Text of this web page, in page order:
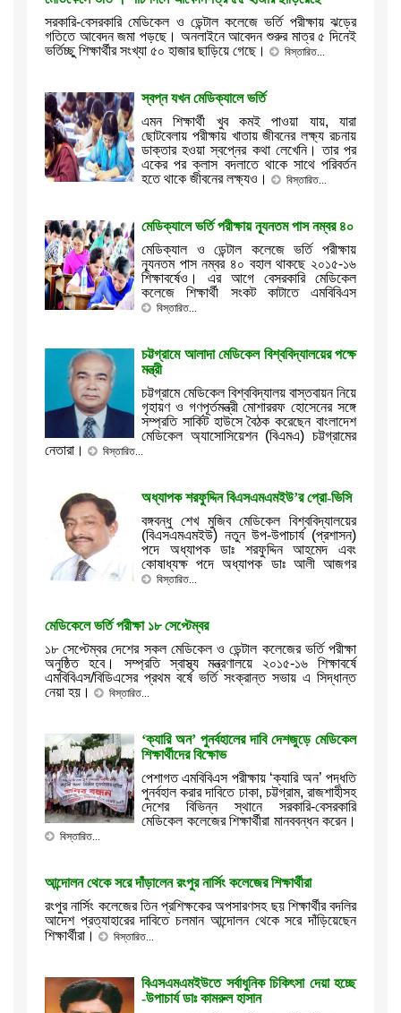
সরকারি-বেসরকারি মেডিকেল ও ডেন্টাল কলেজে ভর্তি পরীক্ষায় ঝড়ের
গতিতে আবেদন জমা পড়ছে। অনলাইনে আবেদন শুরুর মাত্র ৫ দিনেই
ভর্তিচ্ছু শিক্ষার্থীর সংখ্যা ৫০ হাজার ছাড়িয়ে গেছে।
বিস্তারিত...
স্বপ্ন যখন মেডিক্যালে ভর্তি
এমন শিক্ষার্থী খুব কমই পাওয়া যায়, যারা
ছোটবেলায় পরীক্ষায় খাতায় জীবনের লক্ষ্য রচনায়
ডাক্তার হওয়া স্বপ্নের কথা লেখেনি। তার পর
একের পর ক্লাস বদলাতে থাকে সাথে পরিবর্তন
হতে থাকে জীবনের লক্ষ্যও।
বিস্তারিত...
মেডিক্যালে ভর্তি পরীক্ষায় ন্যূনতম পাস নম্বর ৪০
মেডিক্যাল ও ডেন্টাল কলেজে ভর্তি পরীক্ষায়
ন্যূনতম পাস নম্বর ৪০ বহাল থাকছে ২০১৫-১৬
শিক্ষাবর্ষেও। এর আগে বেসরকারি মেডিকেল
কলেজে শিক্ষার্থী সংকট কাটাতে এমবিবিএস
বিস্তারিত...
চট্টগ্রামে আলাদা মেডিকেল বিশ্ববিদ্যালয়ের পক্ষে
মন্ত্রী
চট্টগ্রামে মেডিকেল বিশ্ববিদ্যালয় বাস্তবায়ন নিয়ে
গৃহায়ণ ও গণপূর্তমন্ত্রী মোশাররফ হোসেনের সঙ্গে
সম্প্রতি সার্কিট হাউসে বৈঠক করেছেন বাংলাদেশ
মেডিকেল অ্যাসোসিয়েশন (বিএমএ) চট্টগ্রামের
নেতারা।
বিস্তারিত...
অধ্যাপক শরফুদ্দিন বিএসএমএমইউ’র প্রো-ভিসি
বঙ্গবন্ধু শেখ মুজিব মেডিকেল বিশ্ববিদ্যালয়ের
(বিএসএমএমইউ) নতুন উপ-উপাচার্য (প্রশাসন)
পদে অধ্যাপক ডাঃ শরফুদ্দিন আহমেদ এবং
কোষাধ্যক্ষ পদে অধ্যাপক ডাঃ আলী আজগর
বিস্তারিত...
মেডিকেলে ভর্তি পরীক্ষা ১৮ সেপ্টেম্বর
১৮ সেপ্টেম্বর দেশের সকল মেডিকেল ও ডেন্টাল কলেজের ভর্তি পরীক্ষা
অনুষ্ঠিত হবে। সম্প্রতি স্বাস্থ্য মন্ত্রণালয়ে ২০১৫-১৬ শিক্ষাবর্ষে
এমবিবিএস/বিডিএসের প্রথম বর্ষে ভর্তি সংক্রান্ত সভায় এ সিদ্ধান্ত
নেয়া হয়।
বিস্তারিত...
‘ক্যারি অন’ পুনর্বহালের দাবি দেশজুড়ে মেডিকেল
শিক্ষার্থীদের বিক্ষোভ
পেশাগত এমবিবিএস পরীক্ষায় ‘ক্যারি অন’ পদ্ধতি
পুনর্বহাল করার দাবিতে ঢাকা, চট্টগ্রাম, রাজশাহীসহ
দেশের বিভিন্ন স্থানে সরকারি-বেসরকারি
মেডিকেল কলেজের শিক্ষার্থীরা মানববন্ধন করেন।
বিস্তারিত...
আন্দোলন থেকে সরে দাঁড়ালেন রংপুর নার্সিং কলেজের শিক্ষার্থীরা
রংপুর নার্সিং কলেজের তিন প্রশিক্ষকের অপসারণসহ ছয় শিক্ষার্থীর বদলির
আদেশ প্রত্যাহারের দাবিতে চলমান আন্দোলন থেকে সরে দাঁড়িয়েছেন
শিক্ষার্থীরা । বিস্তারিত...
বিএসএমএমইউতে সর্বাধুনিক চিকিৎসা দেয়া হচ্ছে
-উপাচার্য ডাঃ কামরুল হাসান